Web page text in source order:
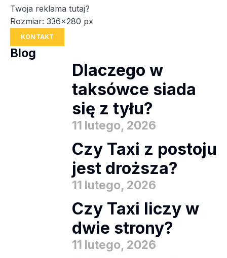
Twoja reklama tutaj?
Rozmiar: 336x280 px
KONTAKT
Blog
Dlaczego w
taksówce siada
się z tyłu?
11 lutego, 2026
Czy Taxi z postoju
jest droższa?
11 lutego, 2026
Czy Taxi liczy w
dwie strony?
11 lutego, 2026